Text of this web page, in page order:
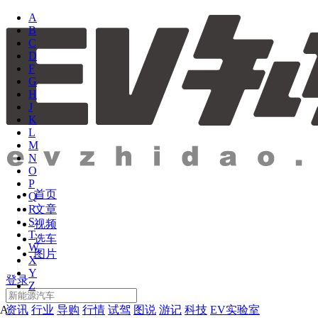
首页
文章
视频
选车
图片
登录
资讯 行业 导购 行情 试驾 图说 游记 科技 EV实验室
A
B
C
D
F
G
H
J
K
L
M
N
O
P
Q
R
S
T
W
X
Y
Z
A